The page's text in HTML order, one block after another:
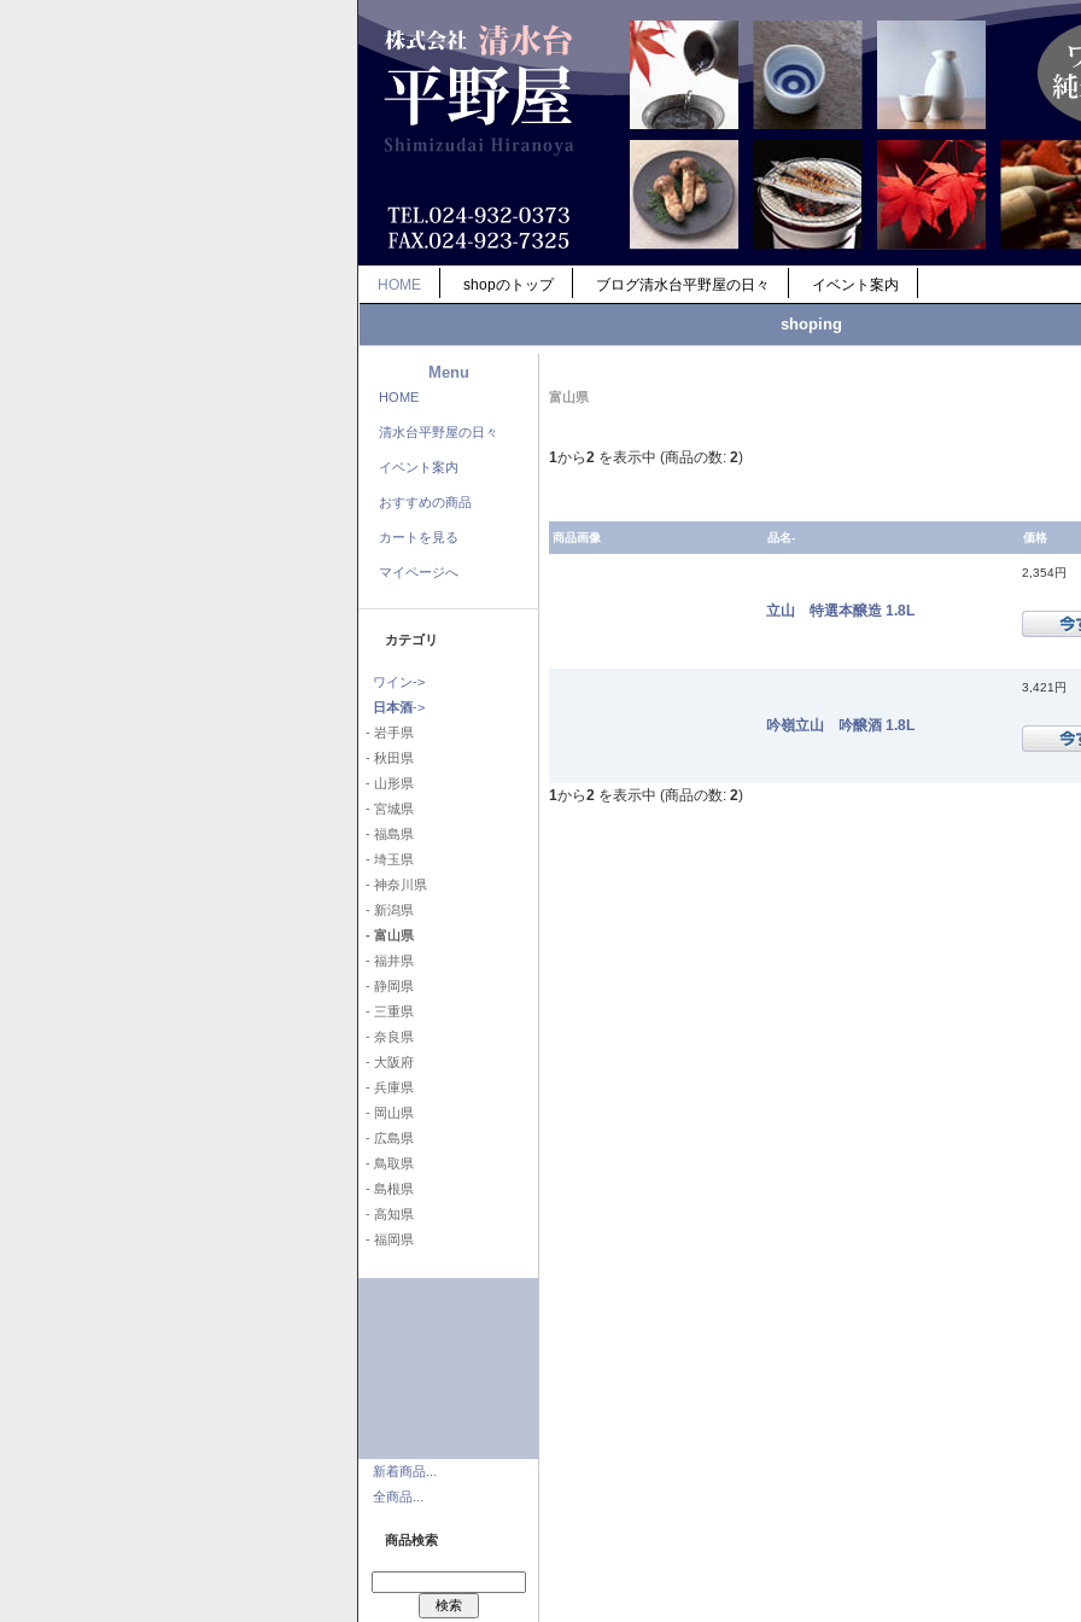
HOME shopのトップ ブログ清水台平野屋の日々 イベント案内
shoping
Menu
HOME
清水台平野屋の日々
イベント案内
おすすめの商品
カートを見る
マイページへ
カテゴリ
ワイン->
日本酒->
- 岩手県
- 秋田県
- 山形県
- 宮城県
- 福島県
- 埼玉県
- 神奈川県
- 新潟県
- 富山県
- 福井県
- 静岡県
- 三重県
- 奈良県
- 大阪府
- 兵庫県
- 岡山県
- 広島県
- 鳥取県
- 島根県
- 高知県
- 福岡県
新着商品...
全商品...
商品検索
富山県
1から2 を表示中 (商品の数: 2)
商品画像 品名- 価格
立山 特選本醸造 1.8L
2,354円
吟嶺立山 吟醸酒 1.8L
3,421円
1から2 を表示中 (商品の数: 2)